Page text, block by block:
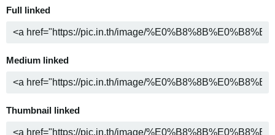
Full linked
Medium linked
Thumbnail linked